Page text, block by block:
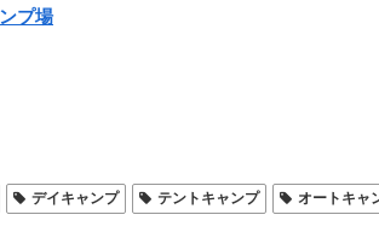
プ場
デイキャンプ テントキャンプ
オートキャ